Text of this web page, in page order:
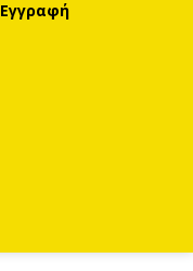
Εγγραφή